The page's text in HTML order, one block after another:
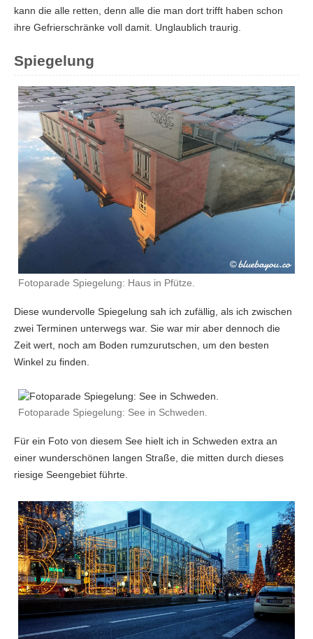
kann die alle retten, denn alle die man dort trifft haben schon
ihre Gefrierschränke voll damit. Unglaublich traurig.
Spiegelung
Fotoparade Spiegelung: Haus in Pfütze.
Diese wundervolle Spiegelung sah ich zufällig, als ich zwischen
zwei Terminen unterwegs war. Sie war mir aber dennoch die
Zeit wert, noch am Boden rumzurutschen, um den besten
Winkel zu finden.
Fotoparade Spiegelung: See in Schweden.
Für ein Foto von diesem See hielt ich in Schweden extra an
einer wunderschönen langen Straße, die mitten durch dieses
riesige Seengebiet führte.